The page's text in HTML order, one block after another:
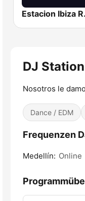
DJ
Nosotros le
Dance / EDM
Frequenzen
Medellín: Online